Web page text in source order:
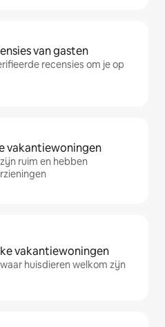
van gasten
recensies om je op
vakantiewoningen
ruim en hebben
vakantiewoningen
huisdieren welkom zijn